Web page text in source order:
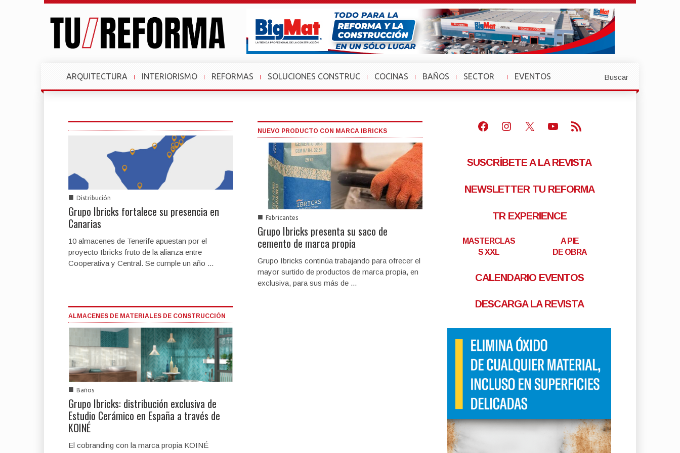
ARQUITECTURA INTERIORISMO REFORMAS SOLUCIONES CONSTRUC COCINAS BAÑOS
SECTOR
»
EVENTOS
»
Buscar
■ Distribución
Grupo Ibricks fortalece su presencia en
Canarias
10 almacenes de Tenerife apuestan por el
proyecto Ibricks fruto de la alianza entre
Cooperativa y Central. Se cumple un año ...
NUEVO PRODUCTO CON MARCA IBRICKS
■ Fabricantes
Grupo Ibricks presenta su saco de
cemento de marca propia
Grupo Ibricks continúa trabajando para ofrecer el
mayor surtido de productos de marca propia, en
exclusiva, para sus más de ...
ALMACENES DE MATERIALES DE CONSTRUCCIÓN
■ Baños
Grupo Ibricks: distribución exclusiva de
Estudio Cerámico en España a través de
KOINÉ
El cobranding con la marca propia KOINÉ
Facebook
Instagram
X Youtube
Feed RSS
SUSCRÍBETE A LA REVISTA
NEWSLETTER TU REFORMA
TR EXPERIENCE
MASTERCLAS
S XXL
A PIE
DE OBRA
CALENDARIO EVENTOS
DESCARGA LA REVISTA